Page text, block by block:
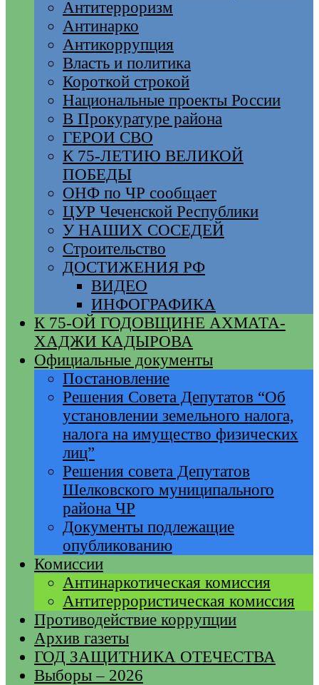
Антитерроризм
Антинарко
Антикоррупция
Власть и политика
Короткой строкой
Национальные проекты России
В Прокуратуре района
ГЕРОИ СВО
К 75-ЛЕТИЮ ВЕЛИКОЙ
ПОБЕДЫ
ОНФ по ЧР сообщает
ЦУР Чеченской Республики
У НАШИХ СОСЕДЕЙ
Строительство
ДОСТИЖЕНИЯ РФ
ВИДЕО
ИНФОГРАФИКА
К 75-ОЙ ГОДОВЩИНЕ АХМАТА-
ХАДЖИ КАДЫРОВА
Официальные документы
Постановление
Решения Совета Депутатов “Об
установлении земельного налога,
налога на имущество физических
лиц”
Решения совета Депутатов
Шелковского муниципального
района ЧР
Документы подлежащие
опубликованию
Комиссии
Антинаркотическая комиссия
Антитеррористическая комиссия
Противодействие коррупции
Архив газеты
ГОД ЗАЩИТНИКА ОТЕЧЕСТВА
Выборы – 2026